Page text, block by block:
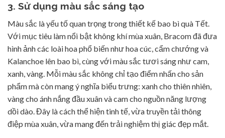
3. Sử dụng màu sắc sáng tạo
Màu sắc là yếu tố quan trọng trong thiết kế bao bì quà Tết.
Với mục tiêu làm nổi bật không khí mùa xuân, Bracom đã đưa
hình ảnh các loài hoa phổ biến như hoa cúc, cẩm chướng và
Kalanchoe lên bao bì, cùng với màu sắc tươi sáng như cam,
xanh, vàng. Mỗi màu sắc không chỉ tạo điểm nhấn cho sản
phẩm mà còn mang ý nghĩa biểu trưng: xanh cho thiên nhiên,
vàng cho ánh nắng đầu xuân và cam cho nguồn năng lượng
dồi dào. Đây là cách thể hiện tinh tế, vừa truyền tải thông
điệp mùa xuân, vừa mang đến trải nghiệm thị giác đẹp mắt.